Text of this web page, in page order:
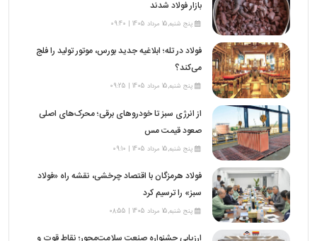
بازار فولاد شدند
پنج شنبه,15 مرداد 1405 | 09:40
فولاد در تله؛ ابلاغیه جدید بورس، موتور تولید را فلج
می‌کند؟
پنج شنبه,15 مرداد 1405 | 09:25
از انرژی سبز تا خودروهای برقی؛ محرک‌های اصلی
صعود قیمت مس
پنج شنبه,15 مرداد 1405 | 09:10
فولاد هرمزگان با اقتصاد چرخشی، نقشه راه «فولاد
سبز» را ترسیم کرد
پنج شنبه,15 مرداد 1405 | 08:55
ارزیابی جشنواره صنعت سلامت‌محور؛ نقاط قوت و